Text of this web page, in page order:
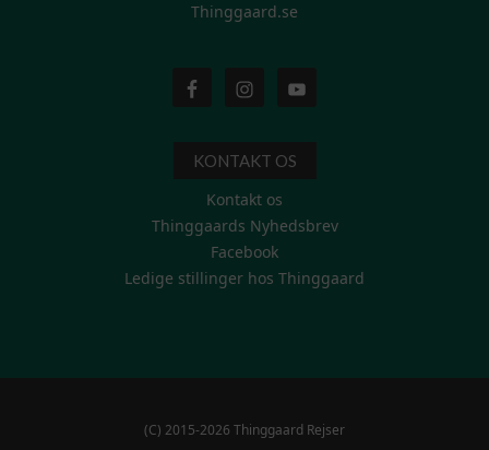
Thinggaard.se
KONTAKT OS
Kontakt os
Thinggaards Nyhedsbrev
Facebook
Ledige stillinger hos Thinggaard
(C) 2015-2026 Thinggaard Rejser